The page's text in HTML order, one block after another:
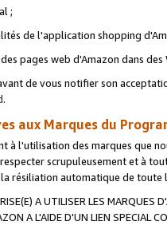
;
de l'application shopping
pages web d'Amazon dans
de vous notifier son
.
aux Marques du
à l'utilisation des marques que
scrupuleusement et à
résiliation automatique de
A UTILISER LES MARQUES
A L'AIDE D'UN LIEN SPECIAL